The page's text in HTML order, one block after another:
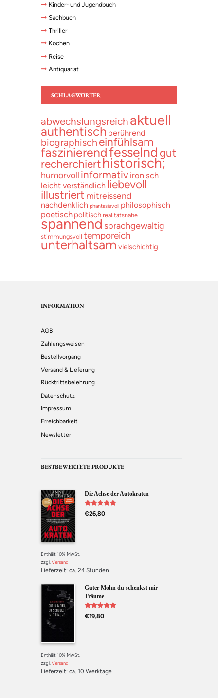
Kinder- und Jugendbuch
Sachbuch
Thriller
Kochen
Reise
Antiquariat
SCHLAGWÖRTER
abwechslungsreich aktuell
authentisch berührend
biographisch einfühlsam
faszinierendfesselnd gut
recherchierthistorisch;
humorvoll informativ ironisch
leicht verständlich liebevoll
illustriert mitreissend
nachdenklich phantasievoll philosophisch
poetisch politisch realitätsnahe
spannend sprachgewaltig
stimmungsvoll temporeich
unterhaltsam vielschichtig
INFORMATION
AGB
Zahlungsweisen
Bestellvorgang
Versand & Lieferung
Rücktrittsbelehrung
Datenschutz
Impressum
Erreichbarkeit
Newsletter
BESTBEWERTETE PRODUKTE
Die Achse der Autokraten
Bewertet mit
5.00 von 5
€26,80
Enthält 10% MwSt.
zzgl.Versand
Lieferzeit: ca. 24 Stunden
Guter Mohn du schenkst mir
Träume
Bewertet mit
5.00von 5
€19,80
Enthält 10% MwSt.
zzgl.Versand
Lieferzeit: ca. 10 Werktage